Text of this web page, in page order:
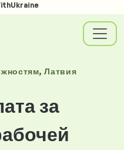
, Латвия
за